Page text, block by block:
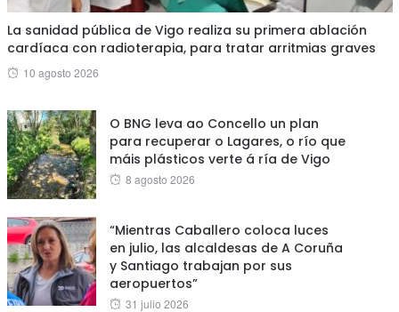
La sanidad pública de Vigo realiza su primera ablación
cardíaca con radioterapia, para tratar arritmias graves
Posted
10 agosto 2026
O BNG leva ao Concello un plan
para recuperar o Lagares, o río que
máis plásticos verte á ría de Vigo
Posted
8 agosto 2026
“Mientras Caballero coloca luces
en julio, las alcaldesas de A Coruña
y Santiago trabajan por sus
aeropuertos”
Posted
31 julio 2026